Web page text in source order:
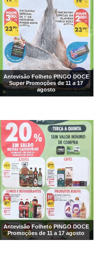
Antevisão Folheto PINGO DOCE
Super Promoções de 11 a 17
agosto
Antevisão Folheto PINGO DOCE
Promoções de 11 a 17 agosto